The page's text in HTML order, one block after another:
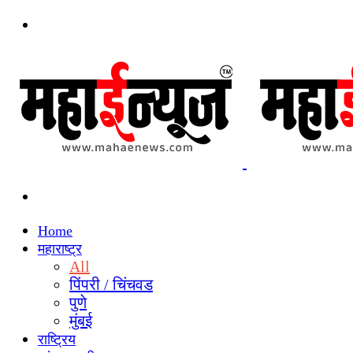
Home
महाराष्ट्र
All
पिंपरी / चिंचवड
पुणे
मुंबई
राष्ट्रिय